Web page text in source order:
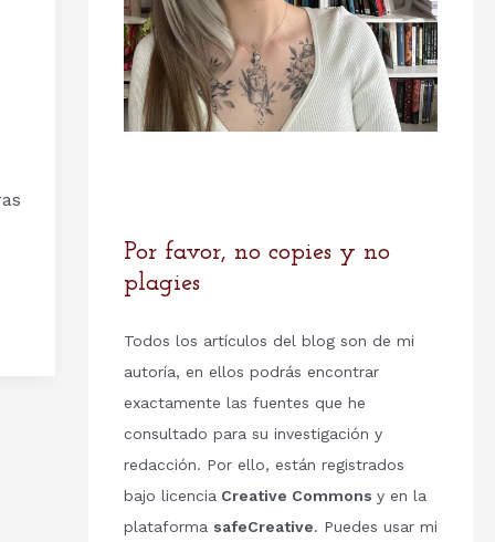
Por favor, no copies y no
plagies
Todos los artículos del blog son de mi
autoría, en ellos podrás encontrar
exactamente las fuentes que he
consultado para su investigación y
redacción. Por ello, están registrados
bajo licencia Creative Commons y en la
plataforma safeCreative. Puedes usar mi